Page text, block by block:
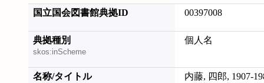
国立国会図書館典拠ID 00397008
典拠種別
skos:inScheme
個人名
名称/タイトル 内藤, 四郎, 1907-